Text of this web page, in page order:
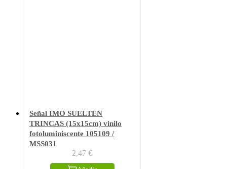
Señal IMO SUELTEN
TRINCAS (15x15cm) vinilo
fotoluminiscente 105109 /
MSS031
2,47€